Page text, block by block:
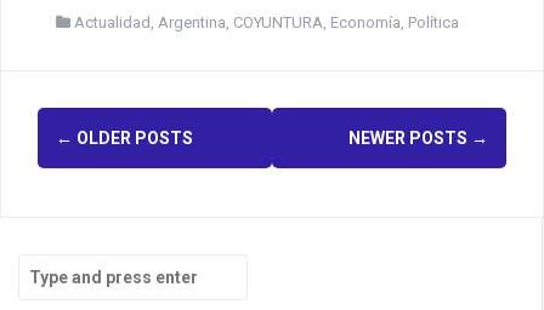
Actualidad Argentina COYUNTURA Economía Política
P
t
← OLDER POSTS NEWER POSTS →